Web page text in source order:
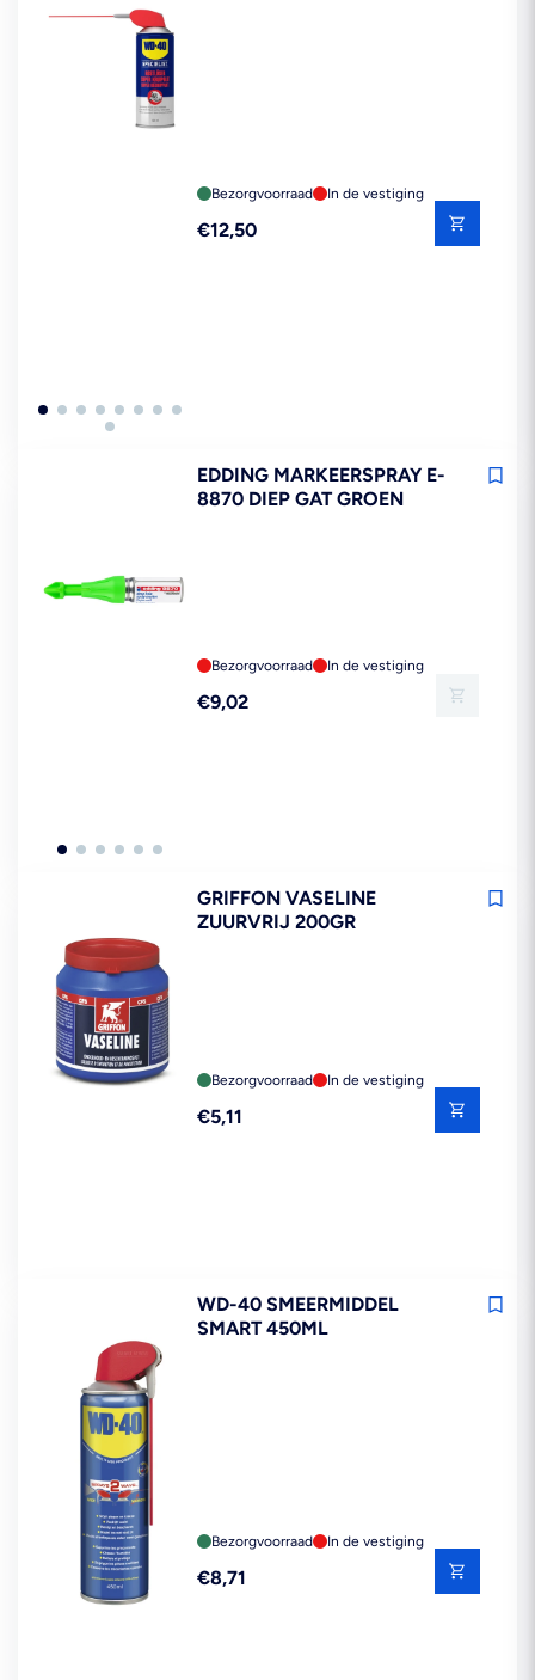
Bezorgvoorraad In de vestiging
Reguliere
€12,50
EDDING MARKEERSPRAY E-
8870 DIEP GAT GROEN
Bezorgvoorraad In de vestiging
Reguliere
€9,02
GRIFFON VASELINE
ZUURVRIJ 200GR
Bezorgvoorraad In de vestiging
Reguliere
€5,11
WD-40 SMEERMIDDEL
SMART 450ML
Bezorgvoorraad In de vestiging
Reguliere
€8,71